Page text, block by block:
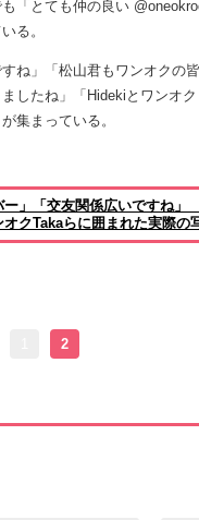
とても仲の良い
る。
」「松山君もワンオクの
したね」「Hidekiとワンオ
集まっている。
ー」「交友関係広いですね
クTakaらに囲まれた実際の
2